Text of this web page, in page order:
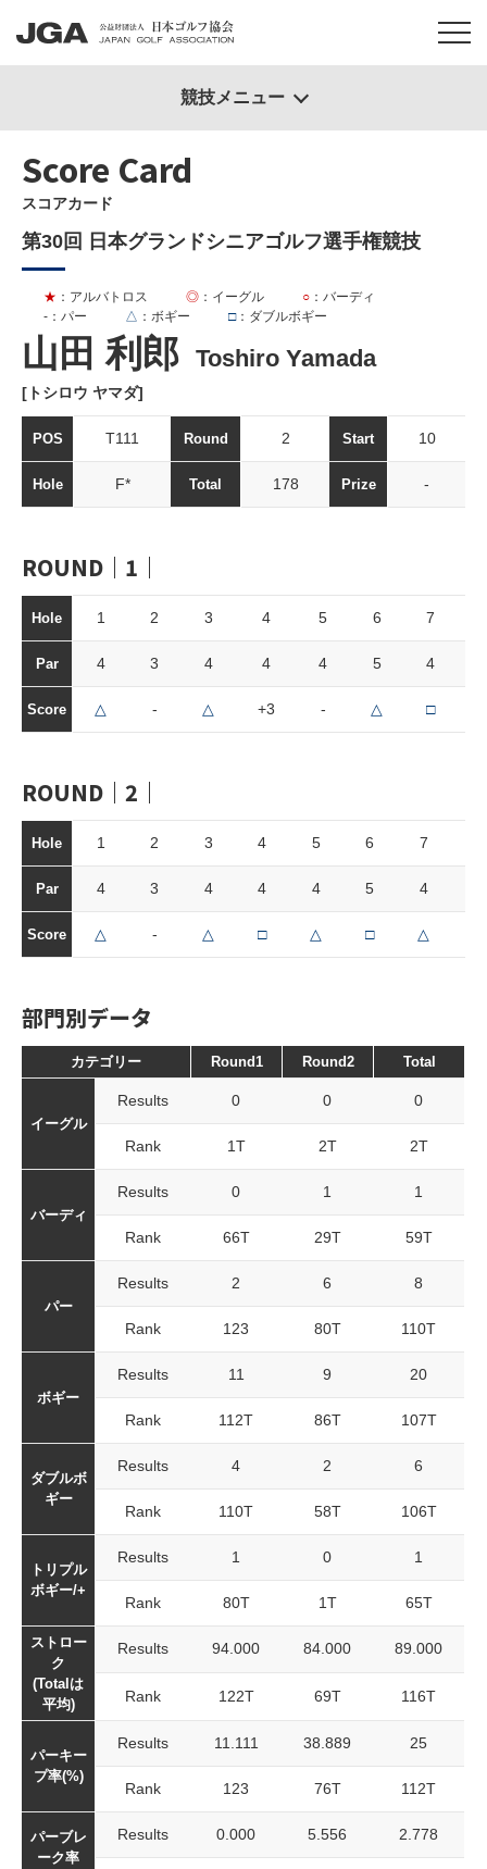
Score Card
スコアカード
第30回 日本グランドシニアゴルフ選手権競技
山田 利郎 Toshiro Yamada
[トシロウ ヤマダ]
★ ：アルバトロス ◎ ：イーグル ○ ：バーディ
- ：パー △ ：ボギー □：ダブルボギー
POS T111 Round 2 Start 10
Hole F* Total 178 Prize -
ROUND｜1｜
Hole 1 2 3 4 5 6 7
Par 4 3 4 4 4 5 4
Score △ - △ +3 - △ □
ROUND｜2｜
Hole 1 2 3 4 5 6 7
Par 4 3 4 4 4 5 4
Score △ - △ □ △ □ △
部門別データ
カテゴリー Round1 Round2 Total
イーグル
Results 0 0 0
Rank 1T 2T 2T
バーディ
Results 0 1 1
Rank 66T 29T 59T
パー
Results 2 6 8
Rank 123 80T 110T
ボギー
Results 11 9 20
Rank 112T 86T 107T
ダブルボ
ギー
Results 4 2 6
Rank 110T 58T 106T
トリプル
ボギー/+
Results 1 0 1
Rank 80T 1T 65T
ストロー
ク
(Totalは
平均)
Results 94.000 84.000 89.000
Rank 122T 69T 116T
パーキー
プ率(%)
Results 11.111 38.889 25
Rank 123 76T 112T
パーブレ
ーク率
Results 0.000 5.556 2.778
競技メニュー